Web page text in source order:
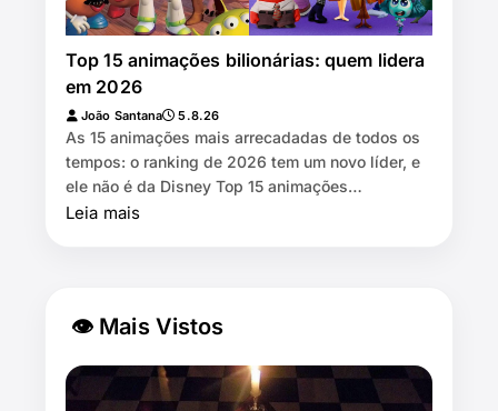
Top 15 animações bilionárias: quem lidera
em 2026
João Santana 5.8.26
As 15 animações mais arrecadadas de todos os
tempos: o ranking de 2026 tem um novo líder, e
ele não é da Disney Top 15 animações
Leia mais
👁 Mais Vistos